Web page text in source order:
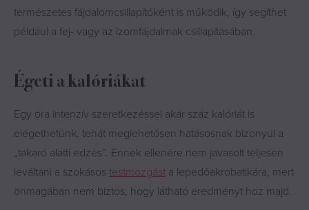
természetes fájdalomcsillapítóként is működik, így segíthet
például a fej- vagy az izomfájdalmak csillapításában.
Égeti a kalóriákat
Egy óra intenzív szeretkezéssel akár száz kalóriát is
elégethetünk, tehát meglehetősen hatásosnak bizonyul a
„takaró alatti edzés”. Ennek ellenére nem javasolt teljesen
leváltani a szokásos testmozgást a lepedőakrobatikára, mert
önmagában nem biztos, hogy látható eredményt hoz majd.